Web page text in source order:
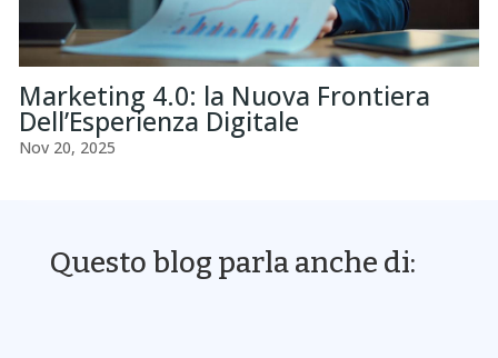
Marketing 4.0: la Nuova Frontiera
Dell’Esperienza Digitale
Nov 20, 2025
Questo blog parla anche di: